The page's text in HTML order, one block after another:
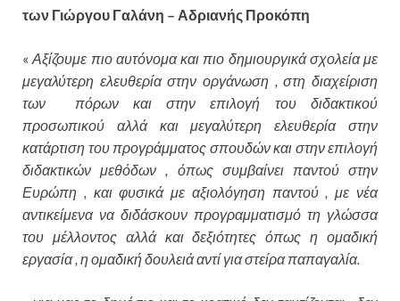
των Γιώργου Γαλάνη – Αδριανής Προκόπη
« Αξίζουμε πιο αυτόνομα και πιο δημιουργικά σχολεία με
μεγαλύτερη ελευθερία στην οργάνωση , στη διαχείριση
των πόρων και στην επιλογή του διδακτικού
προσωπικού αλλά και μεγαλύτερη ελευθερία στην
κατάρτιση του προγράμματος σπουδών και στην επιλογή
διδακτικών μεθόδων , όπως συμβαίνει παντού στην
Ευρώπη , και φυσικά με αξιολόγηση παντού , με νέα
αντικείμενα να διδάσκουν προγραμματισμό τη γλώσσα
του μέλλοντος αλλά και δεξιότητες όπως η ομαδική
εργασία , η ομαδική δουλειά αντί για στείρα παπαγαλία.